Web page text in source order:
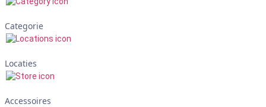
Categorie
Locaties
Accessoires